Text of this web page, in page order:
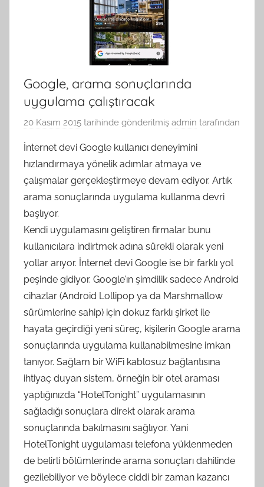
Google, arama sonuçlarında
uygulama çalıştıracak
20 Kasım 2015 tarihinde gönderilmiş admin tarafından
İnternet devi Google kullanıcı deneyimini
hızlandırmaya yönelik adımlar atmaya ve
çalışmalar gerçekleştirmeye devam ediyor. Artık
arama sonuçlarında uygulama kullanma devri
başlıyor.
Kendi uygulamasını geliştiren firmalar bunu
kullanıcılara indirtmek adına sürekli olarak yeni
yollar arıyor. İnternet devi Google ise bir farklı yol
peşinde gidiyor. Google’ın şimdilik sadece Android
cihazlar (Android Lollipop ya da Marshmallow
sürümlerine sahip) için dokuz farklı şirket ile
hayata geçirdiği yeni süreç, kişilerin Google arama
sonuçlarında uygulama kullanabilmesine imkan
tanıyor. Sağlam bir WiFi kablosuz bağlantısına
ihtiyaç duyan sistem, örneğin bir otel araması
yaptığınızda “HotelTonight” uygulamasının
sağladığı sonuçlara direkt olarak arama
sonuçlarında bakılmasını sağlıyor. Yani
HotelTonight uygulaması telefona yüklenmeden
de belirli bölümlerinde arama sonuçları dahilinde
gezilebiliyor ve böylece ciddi bir zaman kazancı